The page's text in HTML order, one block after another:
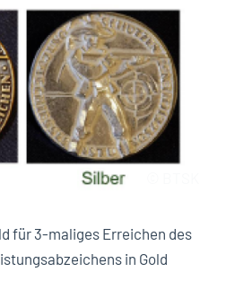
für 3-maliges Erreichen des
in Gold